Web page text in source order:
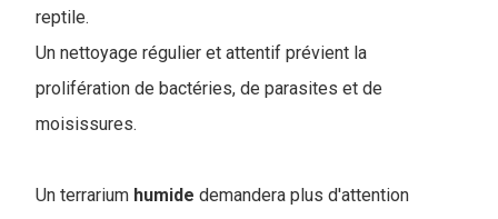
reptile.
Un nettoyage régulier et attentif prévient la
prolifération de bactéries, de parasites et de
moisissures.
Un terrarium humide demandera plus d'attention